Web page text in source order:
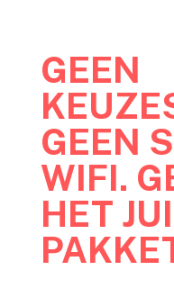
GEEN
GEEN
WIFI.
HET